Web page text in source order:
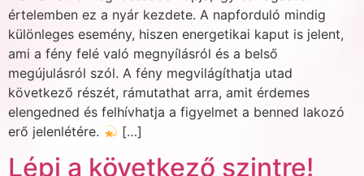
értelemben ez a nyár kezdete. A napforduló mindig
különleges esemény, hiszen energetikai kaput is jelent,
ami a fény felé való megnyílásról és a belső
megújulásról szól. A fény megvilágíthatja utad
következő részét, rámutathat arra, amit érdemes
elengedned és felhívhatja a figyelmet a benned lakozó
erő jelenlétére.
[…]
Lépj a következő szintre!